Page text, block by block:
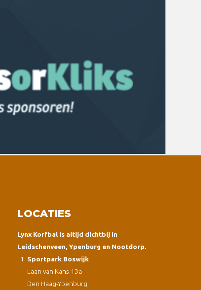
LOCATIES
Lynx Korfbal is altijd dichtbij in
Leidschenveen, Ypenburg en Nootdorp.
Sportpark Boswijk
Laan van Kans 13a
Den Haag-Ypenburg